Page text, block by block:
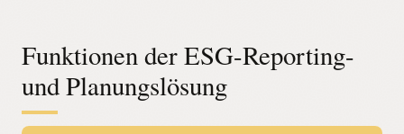
Funktionen der ESG-Reporting-
und Planungslösung